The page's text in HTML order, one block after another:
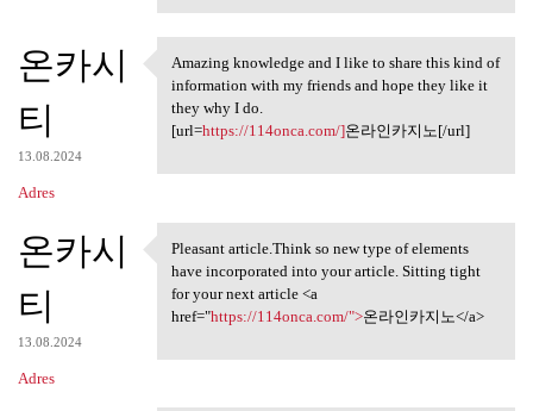
온카시
티
13.08.2024
Adres
Amazing knowledge and I like
Amazing knowledge and I like to share this kind of
information with my friends and hope they like it
they why I do.
[url=https://114onca.com/]온라인카지노[/url]
온카시
티
13.08.2024
Adres
Pleasant article.Think so new
Pleasant article.Think so new type of elements
have incorporated into your article. Sitting tight
for your next article <a
href="https://114onca.com/">온라인카지노</a>